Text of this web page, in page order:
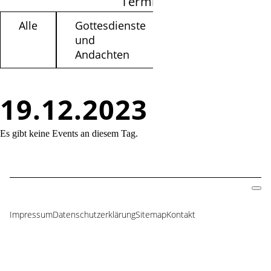
19.12.2023
Alle
Gottesdienste
und
Andachten
Es gibt keine Events an diesem Tag.
Navigation
ImpressumDatenschutzerklärungSitemapKontakt